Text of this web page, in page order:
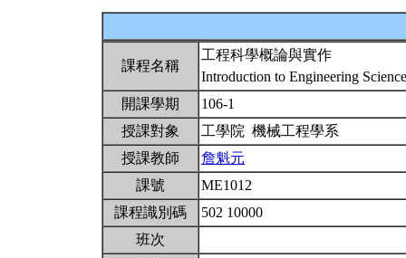
課程名稱
工程科學概論與實作
Introduction to Engineering
開課學期
106-1
授課對象
工學院 機械工程學系
授課教師
詹魁元
課號
ME1012
課程識別碼
502 10000
班次